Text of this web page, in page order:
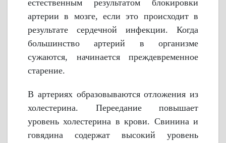
естественным результатом блокировки
артерии в мозге, если это происходит в
результате сердечной инфекции. Когда
большинство артерий в организме
сужаются, начинается преждевременное
старение.
В артериях образовываются отложения из
холестерина. Переедание повышает
уровень холестерина в крови. Свинина и
говядина содержат высокий уровень